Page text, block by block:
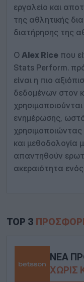
εργαλείο και
της αθλητικής
διατήρησης της
Ο Alex Rice που
Stats Perform.
είναι η πιο
δεδομένων στον
ενημέρωσης,
χρησιμοποιώντας
και μεθοδολογία
απαντηθούν
ακεραιότητα
TOP 3
ΝΈΑ
ΧΩΡΊΣ